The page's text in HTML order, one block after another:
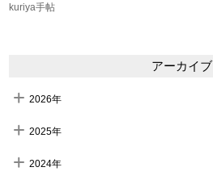
kuriya手帖
アーカイブ
2026年
2025年
2024年